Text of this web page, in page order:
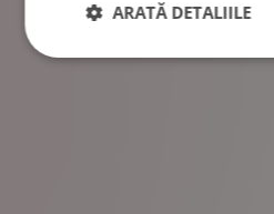
ARATĂ DETALIILE